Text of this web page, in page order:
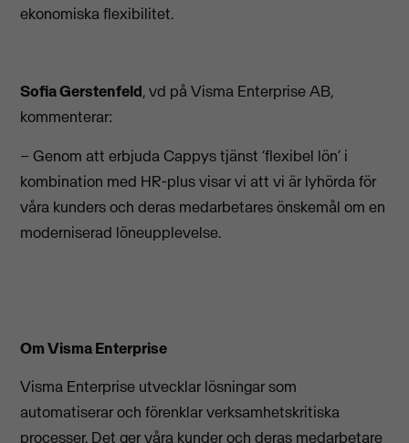
ekonomiska flexibilitet.
Sofia Gerstenfeld, vd på Visma Enterprise AB,
kommenterar:
– Genom att erbjuda Cappys tjänst ‘flexibel lön’ i
kombination med HR-plus visar vi att vi är lyhörda för
våra kunders och deras medarbetares önskemål om en
moderniserad löneupplevelse.
Om Visma Enterprise
Visma Enterprise utvecklar lösningar som
automatiserar och förenklar verksamhetskritiska
processer. Det ger våra kunder och deras medarbetare